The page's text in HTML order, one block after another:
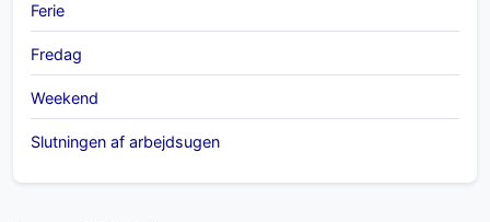
Ferie
Fredag
Weekend
Slutningen af arbejdsugen